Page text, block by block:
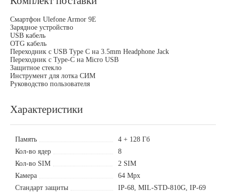
Смартфон Ulefone Armor 9E
Зарядное устройство
USB кабель
OTG кабель
Переходник с USB Type C на 3.5mm Headphone Jack
Переходник с Type-C на Micro USB
Защитное стекло
Инструмент для лотка СИМ
Руководство пользователя
Характеристики
Память
4 + 128 Гб
Кол-во ядер
8
Кол-во SIM
2 SIM
Камера
64 Mpx
Стандарт защиты
IP-68, MIL-STD-810G, IP-69